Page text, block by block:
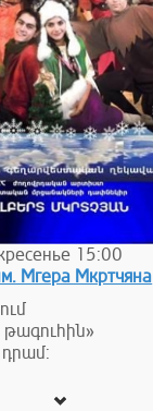
15:00
Мгера Мкртчяна
թագուհին»